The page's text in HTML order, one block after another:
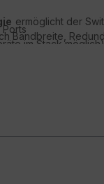
ermöglicht der
Bandbreite,
mit mehreren
von Vorteil ist.
802.1X-
Optimierung
Zudem
Ports
im Stack möglich)
ideal für Edge &
oder Cloud
mit hoher